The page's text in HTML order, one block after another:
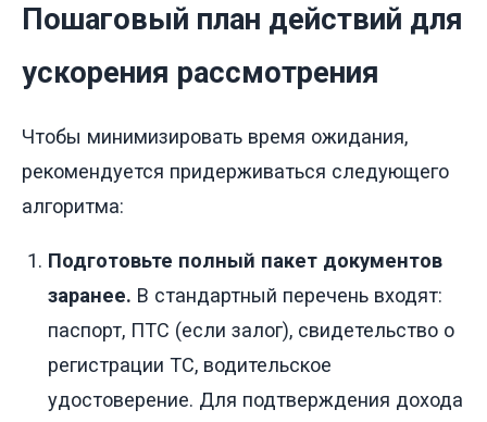
Пошаговый план действий для
ускорения рассмотрения
Чтобы минимизировать время ожидания,
рекомендуется придерживаться следующего
алгоритма:
Подготовьте полный пакет документов
заранее. В стандартный перечень входят:
паспорт, ПТС (если залог), свидетельство о
регистрации ТС, водительское
удостоверение. Для подтверждения дохода